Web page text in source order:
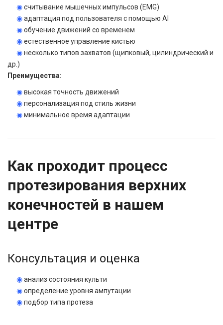
◉считывание мышечных импульсов (EMG)
◉адаптация под пользователя с помощью AI
◉обучение движений со временем
◉естественное управление кистью
◉несколько типов захватов (щипковый, цилиндрический и
др.)
Преимущества:
◉высокая точность движений
◉персонализация под стиль жизни
◉минимальное время адаптации
Как проходит процесс
протезирования верхних
конечностей в нашем
центре
Консультация и оценка
◉анализ состояния культи
◉определение уровня ампутации
◉подбор типа протеза